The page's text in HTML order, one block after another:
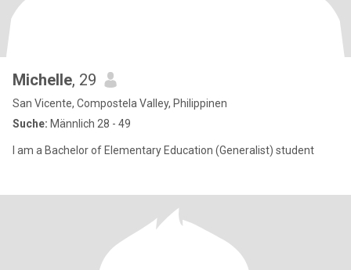
Michelle, 29
San Vicente, Compostela Valley, Philippinen
Suche: Männlich 28 - 49
I am a Bachelor of Elementary Education (Generalist) student